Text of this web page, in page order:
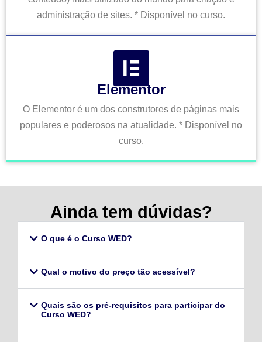
administração de sites. * Disponível no curso.
Elementor
O Elementor é um dos construtores de páginas mais
populares e poderosos na atualidade. * Disponível no
curso.
Ainda tem dúvidas?
O que é o Curso WED?
Qual o motivo do preço tão acessível?
Quais são os pré-requisitos para participar do
Curso WED?